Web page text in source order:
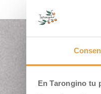
En Tarongino tu